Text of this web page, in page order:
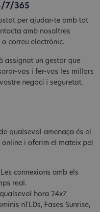
7/365
per ajudar-te amb tot
amb nosaltres
correu electrònic.
assignat un gestor que
vos i fer-vos les millors
negoci i seguretat.
qualsevol amenaça és el
i oferim el mateix pel
connexions amb els
real.
hora 24x7
nTLDs, Fases Sunrise,